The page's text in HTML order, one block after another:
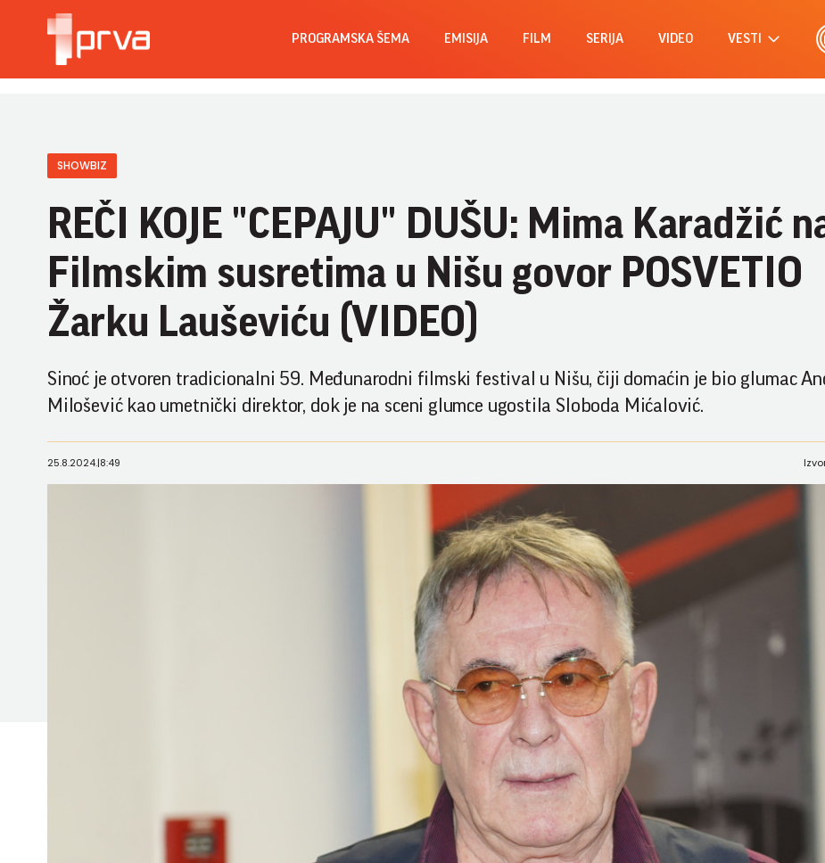
PROGRAMSKA ŠEMA EMISIJA FILM SERIJA VIDEO VESTI
SHOWBIZ
REČI KOJE "CEPAJU" DUŠU: Mima Karadžić
Filmskim susretima u Nišu govor POSVETIO
Žarku Lauševiću (VIDEO)
Sinoć je otvoren tradicionalni 59. Međunarodni filmski festival u Nišu, čiji domaćin je bio glumac
Milošević kao umetnički direktor, dok je na sceni glumce ugostila Sloboda Mićalović.
25.8.2024.|8:49